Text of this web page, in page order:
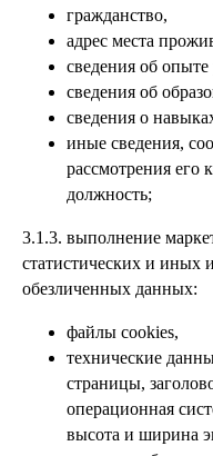
гражданство,
адрес места
сведения об опыте
сведения об
сведения о
иные сведения,
рассмотрения его
должность;
3.1.3. выполнение
статистических и иных
обезличенных данных:
файлы cookies,
технические
страницы,
операционная
высота и ширина